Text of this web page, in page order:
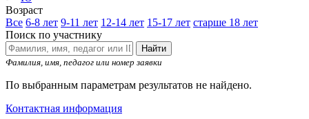
Возраст
Все 6-8 лет 9-11 лет 12-14 лет 15-17 лет старше 18 лет
Поиск по участнику
Найти
Фамилия, имя, педагог или номер заявки
По выбранным параметрам результатов не найдено.
Контактная информация